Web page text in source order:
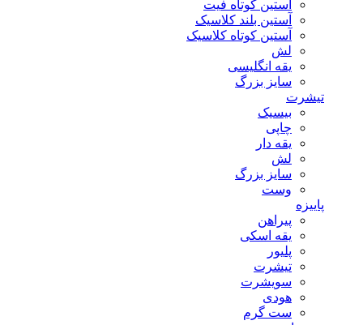
آستین کوتاه فیت
آستین بلند کلاسیک
آستین کوتاه کلاسیک
لش
یقه انگلیسی
سایز بزرگ
تیشرت
بیسیک
چاپی
یقه دار
لش
سایز بزرگ
وست
پاییزه
پیراهن
یقه اسکی
پلیور
تیشرت
سویشرت
هودی
ست گرم